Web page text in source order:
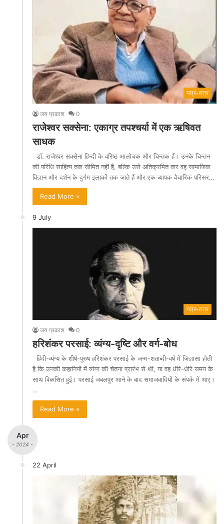
यत्र-तत्र
जय प्रकाश 0
राजेश्वर सक्सेना: एकाग्र तपश्चर्या में एक ऋषिवत
साधक
डॉ. राजेश्वर सक्सेना हिन्दी के वरिष्ठ आलोचक और चिन्तक हैं। उनके चिन्तन
की परिधि साहित्य तक सीमित नहीं है, बल्कि उसे अतिक्रमित कर वह सामाजिक
विज्ञान और दर्शन के दुर्गम इलाकों तक जाते हैं और एक व्यापक वैचारिक परिसर…
Read More »
9 July
यत्र-तत्र
जय प्रकाश 0
हरिशंकर परसाई: व्यंग्य-दृष्टि और वर्ग-बोध
हिंदी-व्यंग्य के शीर्ष-पुरुष हरिशंकर परसाई के जन्म-शताब्दी-वर्ष में जिज्ञासा होती
है कि उनकी कहानियों में व्यंग्य की चेतना प्रारंभ से थी, या वह धीरे-धीरे समय के
साथ विकसित हुई। परसाई जबलपुर आने के बाद समाजवादियों के संपर्क में आए।
…
Read More »
Apr
- 2024 -
22 April